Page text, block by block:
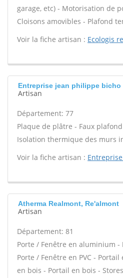
garage, etc) - Motorisation de
Cloisons amovibles - Plafond
Voir la fiche artisan : Ecologis
Entreprise jean philippe bicho
Artisan
Département: 77
Plaque de plâtre - Faux
Isolation thermique des murs
Voir la fiche artisan :
Atherma Realmont, Re'almont
Artisan
Département: 81
Porte / Fenêtre en aluminium
Porte / Fenêtre en PVC - Portail
en bois - Portail en bois -